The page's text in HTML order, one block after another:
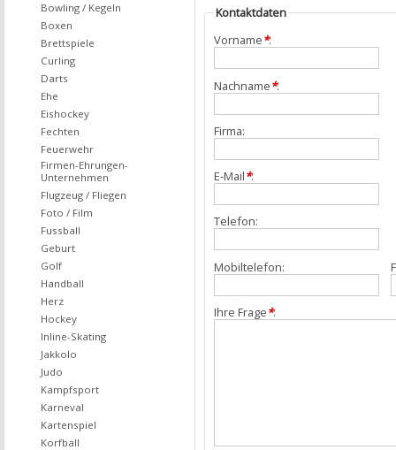
Kontaktdaten
Vorname*:
Nachname*:
Firma:
E-Mail*:
Telefon:
Mobiltelefon:
Ihre Frage*:
Bowling / Kegeln
Boxen
Brettspiele
Curling
Darts
Ehe
Eishockey
Fechten
Feuerwehr
Firmen-Ehrungen-
Unternehmen
Flugzeug / Fliegen
Foto / Film
Fussball
Geburt
Golf
Handball
Herz
Hockey
Inline-Skating
Jakkolo
Judo
Kampfsport
Karneval
Kartenspiel
Korfball